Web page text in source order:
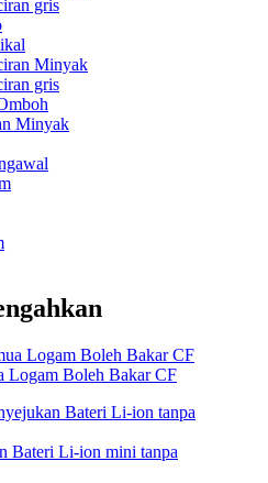
gris
Minyak
gris
Minyak
Logam Boleh Bakar CF
Bateri Li-ion mini tanpa